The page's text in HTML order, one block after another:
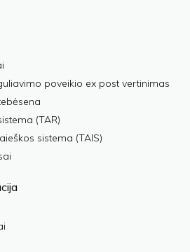
poveikio ex post vertinimas
(TAR)
sistema (TAIS)